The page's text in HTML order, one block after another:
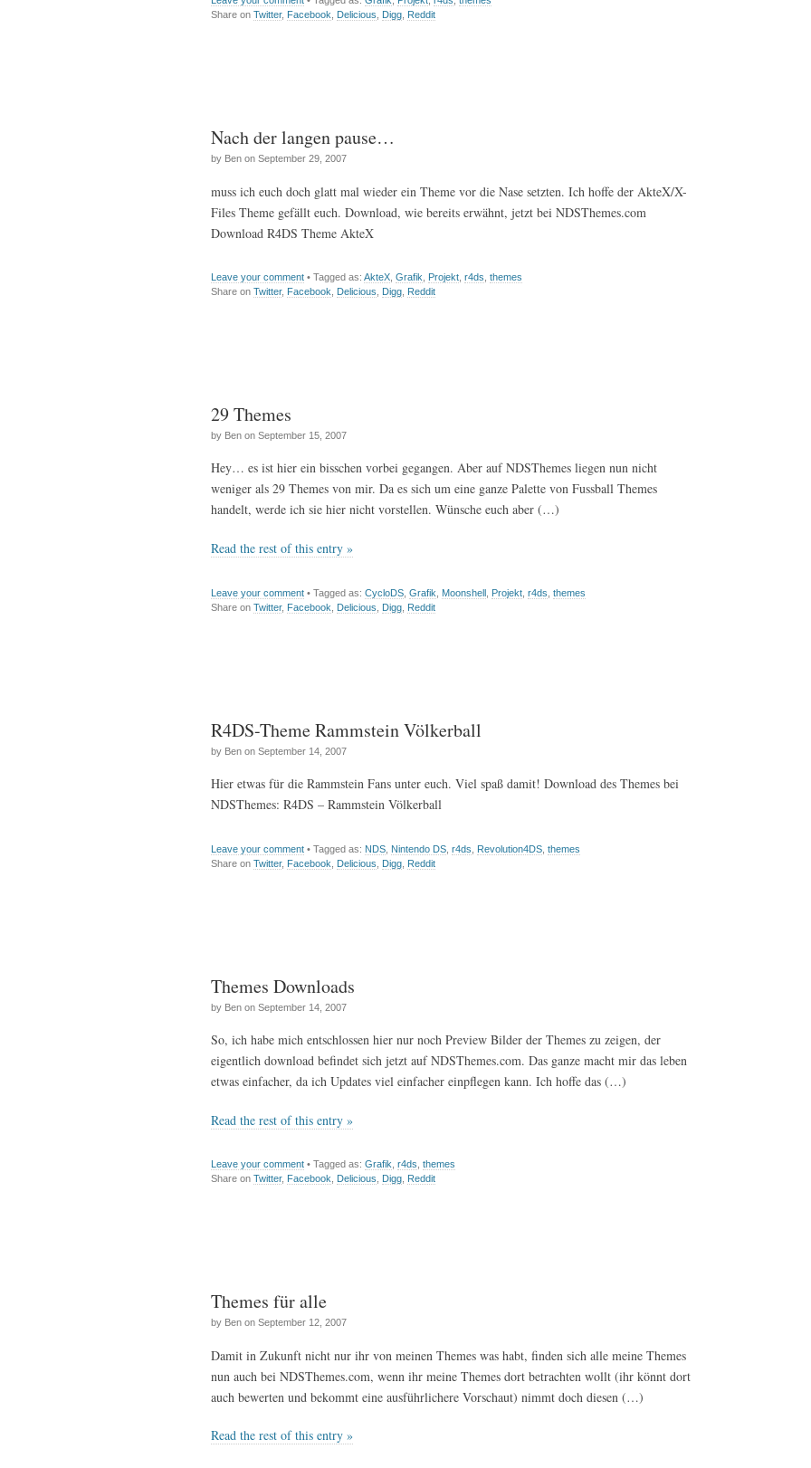
Share on Twitter, Facebook Delicious Digg Reddit
Nach der langen pause…
by Ben on September 29, 2007
muss ich euch doch glatt mal wieder ein Theme vor die Nase setzten. Ich hoffe der AkteX/X-
Files Theme gefällt euch. Download, wie bereits erwähnt, jetzt bei NDSThemes.com
Download R4DS Theme AkteX
Leave your comment • Tagged as: AkteX Grafik Projekt r4ds themes
Share on Twitter, Facebook Delicious Digg Reddit
29 Themes
by Ben on September 15, 2007
Hey… es ist hier ein bisschen vorbei gegangen. Aber auf NDSThemes liegen nun nicht
weniger als 29 Themes von mir. Da es sich um eine ganze Palette von Fussball Themes
handelt, werde ich sie hier nicht vorstellen. Wünsche euch aber (…)
Read the rest of this entry »
Leave your comment • Tagged as: CycloDS Grafik Moonshell Projekt r4ds themes
Share on Twitter, Facebook Delicious Digg Reddit
R4DS-Theme Rammstein Völkerball
by Ben on September 14, 2007
Hier etwas für die Rammstein Fans unter euch. Viel spaß damit! Download des Themes bei
NDSThemes: R4DS – Rammstein Völkerball
Leave your comment • Tagged as: NDS Nintendo DS r4ds Revolution4DS themes
Share on Twitter, Facebook Delicious Digg Reddit
Themes Downloads
by Ben on September 14, 2007
So, ich habe mich entschlossen hier nur noch Preview Bilder der Themes zu zeigen, der
eigentlich download befindet sich jetzt auf NDSThemes.com. Das ganze macht mir das leben
etwas einfacher, da ich Updates viel einfacher einpflegen kann. Ich hoffe das (…)
Read the rest of this entry »
Leave your comment • Tagged as: Grafik r4ds themes
Share on Twitter, Facebook Delicious Digg Reddit
Themes für alle
by Ben on September 12, 2007
Damit in Zukunft nicht nur ihr von meinen Themes was habt, finden sich alle meine Themes
nun auch bei NDSThemes.com, wenn ihr meine Themes dort betrachten wollt (ihr könnt dort
auch bewerten und bekommt eine ausführlichere Vorschaut) nimmt doch diesen (…)
Read the rest of this entry »